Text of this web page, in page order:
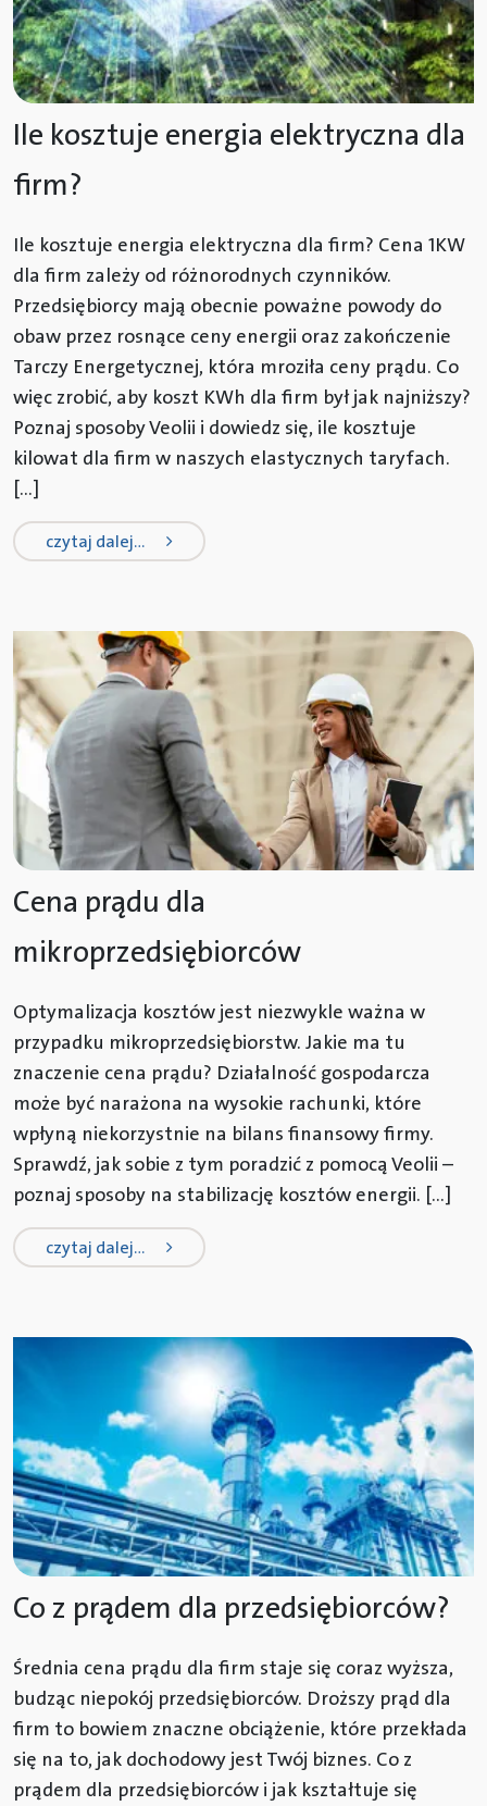
Ile kosztuje energia elektryczna dla
firm?
Ile kosztuje energia elektryczna dla firm? Cena 1KW
dla firm zależy od różnorodnych czynników.
Przedsiębiorcy mają obecnie poważne powody do
obaw przez rosnące ceny energii oraz zakończenie
Tarczy Energetycznej, która mroziła ceny prądu. Co
więc zrobić, aby koszt KWh dla firm był jak najniższy?
Poznaj sposoby Veolii i dowiedz się, ile kosztuje
kilowat dla firm w naszych elastycznych taryfach.
[…]
czytaj dalej…from ile kosztuje energia
Cena prądu dla
mikroprzedsiębiorców
Optymalizacja kosztów jest niezwykle ważna w
przypadku mikroprzedsiębiorstw. Jakie ma tu
znaczenie cena prądu? Działalność gospodarcza
może być narażona na wysokie rachunki, które
wpłyną niekorzystnie na bilans finansowy firmy.
Sprawdź, jak sobie z tym poradzić z pomocą Veolii –
poznaj sposoby na stabilizację kosztów energii. […]
czytaj dalej…from cena prądu dla
Co z prądem dla przedsiębiorców?
Średnia cena prądu dla firm staje się coraz wyższa,
budząc niepokój przedsiębiorców. Droższy prąd dla
firm to bowiem znaczne obciążenie, które przekłada
się na to, jak dochodowy jest Twój biznes. Co z
prądem dla przedsiębiorców i jak kształtuje się